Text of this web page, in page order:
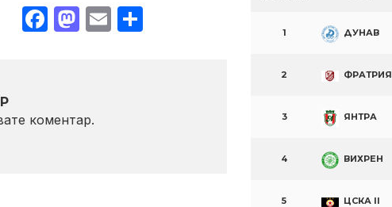
Facebook
Mastodon
EmailShare
коментар.
1 ДУНАВ
2 ФРАТРИЯ
3 ЯНТРА
4 ВИХРЕН
5 ЦСКА II